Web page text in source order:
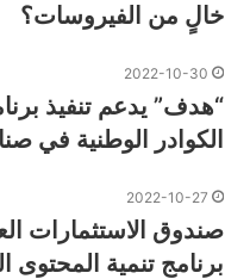
خالٍ من الفيروسات؟
2022-10-30
“هدف” يدعم تنفيذ
الكوادر الوطنية في
2022-10-27
صندوق الاستثمارات
برنامج تنمية المحتوى